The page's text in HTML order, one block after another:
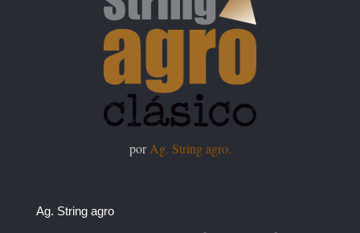
porAg. String agro.
Ag. String agro